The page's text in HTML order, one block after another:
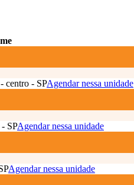
centro - SPAgendar nessa unidade
SPAgendar nessa unidade
Agendar nessa unidade